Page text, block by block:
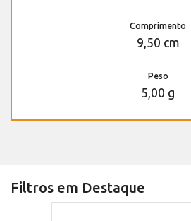
Comprimento
9,50 cm
Peso
5,00 g
Filtros em Destaque